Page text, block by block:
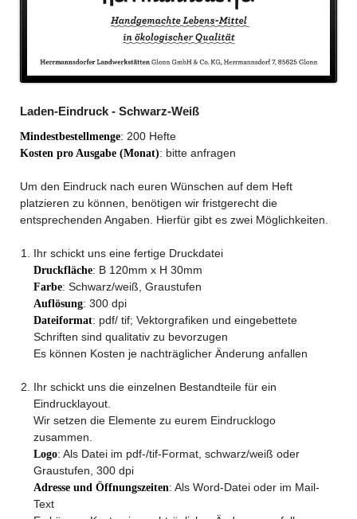
Laden-Eindruck - Schwarz-Weiß
Mindestbestellmenge: 200 Hefte
Kosten pro Ausgabe (Monat): bitte anfragen
Um den Eindruck nach euren Wünschen auf dem Heft
platzieren zu können, benötigen wir fristgerecht die
entsprechenden Angaben. Hierfür gibt es zwei Möglichkeiten.
Ihr schickt uns eine fertige Druckdatei
Druckfläche: B 120mm x H 30mm
Farbe: Schwarz/weiß, Graustufen
Auflösung: 300 dpi
Dateiformat: pdf/ tif; Vektorgrafiken und eingebettete
Schriften sind qualitativ zu bevorzugen
Es können Kosten je nachträglicher Änderung anfallen
Ihr schickt uns die einzelnen Bestandteile für ein
Eindrucklayout.
Wir setzen die Elemente zu eurem Eindrucklogo
zusammen.
Logo: Als Datei im pdf-/tif-Format, schwarz/weiß oder
Graustufen, 300 dpi
Adresse und Öffnungszeiten: Als Word-Datei oder im Mail-
Text